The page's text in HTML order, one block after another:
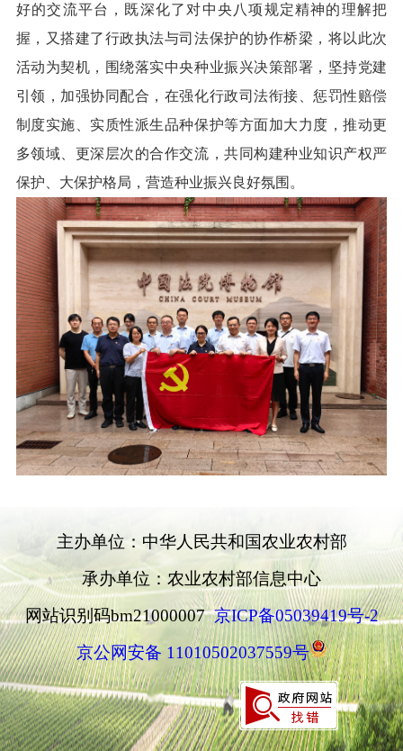
好的交流平台，既深化了对中央八项规定精神的理解把
握，又搭建了行政执法与司法保护的协作桥梁，将以此次
活动为契机，围绕落实中央种业振兴决策部署，坚持党建
引领，加强协同配合，在强化行政司法衔接、惩罚性赔偿
制度实施、实质性派生品种保护等方面加大力度，推动更
多领域、更深层次的合作交流，共同构建种业知识产权严
保护、大保护格局，营造种业振兴良好氛围。
主办单位：中华人民共和国农业农村部
承办单位：农业农村部信息中心
网站识别码bm21000007京ICP备05039419号-2
京公网安备 11010502037559号